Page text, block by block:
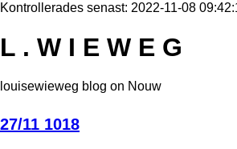
Kontrollerades senast: 2022-11-08
L . W I E W E G
louisewieweg blog on Nouw
27/11 1018